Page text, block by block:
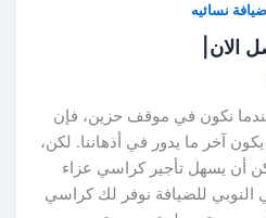
نسائيه
الان|
نكون في موقف حزين، فإن
آخر ما يدور في أذهاننا. لكن،
يسهل تأجير كراسي عزاء
للضيافة نوفر لك كراسي